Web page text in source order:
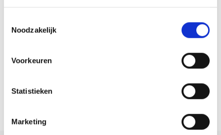
Noodzakelijk
Voorkeuren
Statistieken
Marketing